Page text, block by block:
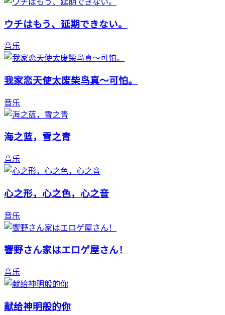
ウチはもう、延期できない。
音乐
我家恋天使太废柴鸟真～可怕。
音乐
海之蓝，雪之青
音乐
心之形，心之色，心之音
音乐
響野さん家はエロゲ屋さん！
音乐
献给神明般的你